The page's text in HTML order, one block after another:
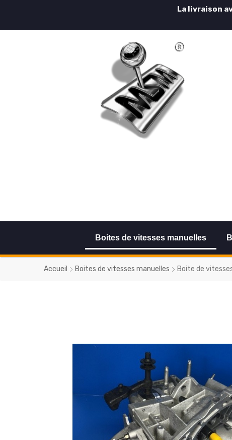
La livraison
Boites de vitesses manuelles
Accueil Boites de vitesses manuelles Boite de